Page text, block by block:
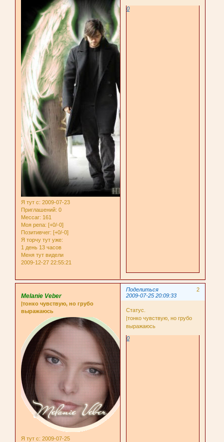
Я тут с: 2009-07-23
Приглашений: 0
Мессаг: 161
Моя репа: [+0/-0]
Позитивчег: [+0/-0]
Я торчу тут уже:
1 день 13 часов
Меня тут видели
2009-12-27 22:55:21
0
Поделиться
2
2009-07-25 20:09:33
Melanie Veber
|тонко чувствую, но грубо
выражаюсь
Я тут с: 2009-07-25
Статус.
|тонко чувствую, но грубо
выражаюсь
0